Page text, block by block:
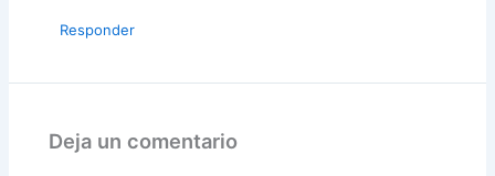
Responder
Deja un comentario